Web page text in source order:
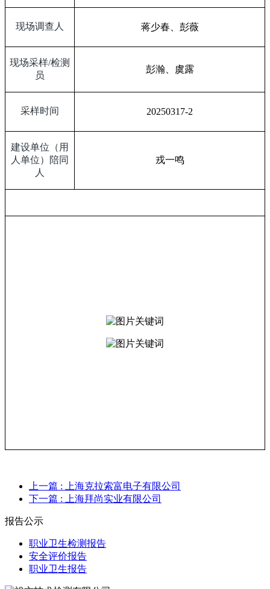
现场调查人 蒋少春、彭薇
现场采样/检测
员
彭瀚、虞露
采样时间 20250317-2
建设单位（用
人单位）陪同
人
戎一鸣
上一篇 : 上海克拉索富电子有限公司
下一篇 : 上海拜尚实业有限公司
报告公示
职业卫生检测报告
安全评价报告
职业卫生报告